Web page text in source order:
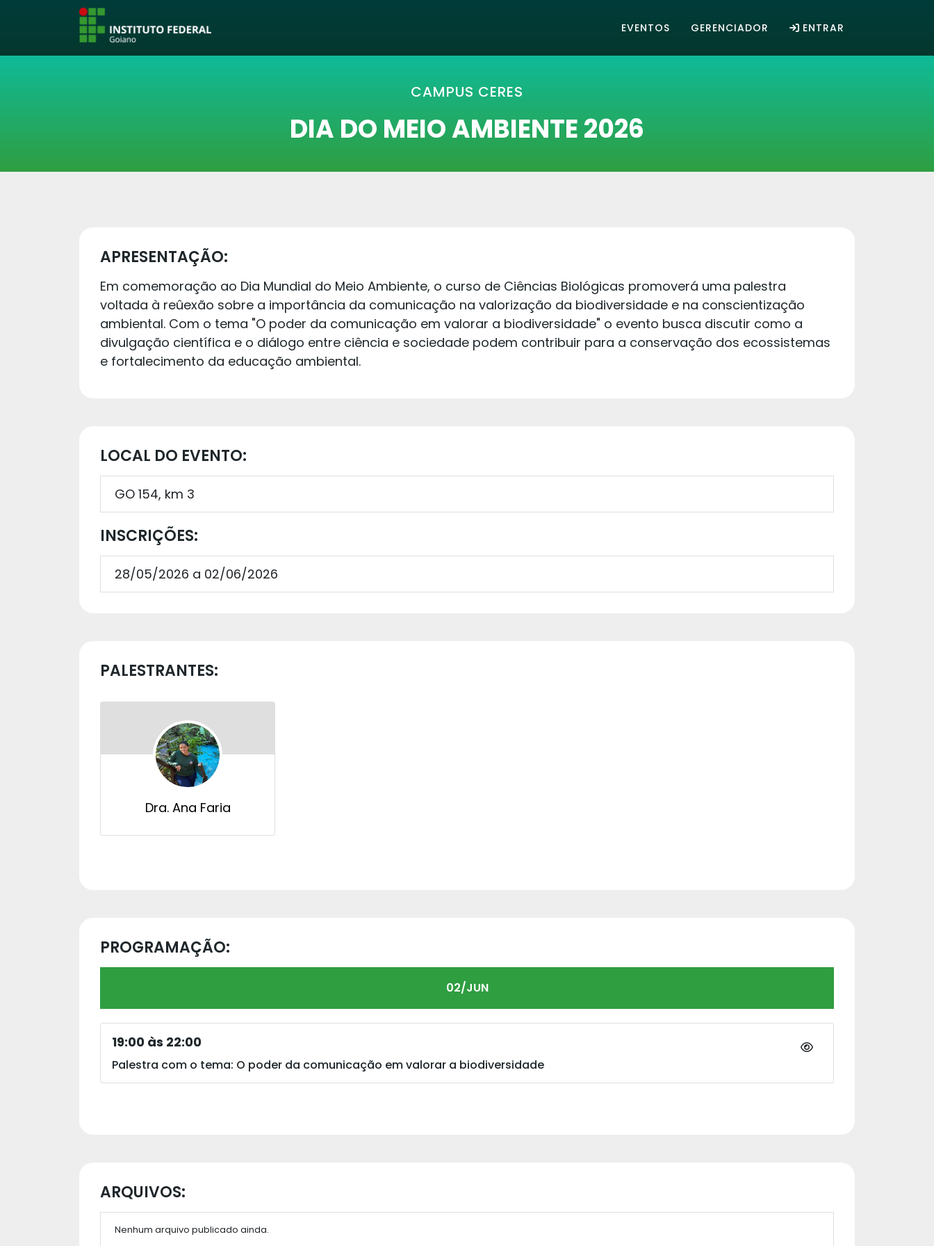
EVENTOS GERENCIADOR ENTRAR
CAMPUS CERES
DIA DO MEIO AMBIENTE 2026
APRESENTAÇÃO:
Em comemoração ao Dia Mundial do Meio Ambiente, o curso de Ciências Biológicas promoverá uma palestra
voltada à reûexão sobre a importância da comunicação na valorização da biodiversidade e na conscientização
ambiental. Com o tema "O poder da comunicação em valorar a biodiversidade" o evento busca discutir como a
divulgação científica e o diálogo entre ciência e sociedade podem contribuir para a conservação dos ecossistemas
e fortalecimento da educação ambiental.
LOCAL DO EVENTO:
GO 154, km 3
INSCRIÇÕES:
28/05/2026 a 02/06/2026
PALESTRANTES:
Dra. Ana Faria
PROGRAMAÇÃO:
02/JUN
19:00 às 22:00
Palestra com o tema: O poder da comunicação em valorar a biodiversidade
ARQUIVOS:
Nenhum arquivo publicado ainda.